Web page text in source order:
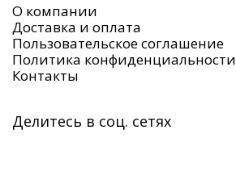
О компании
Доставка и оплата
Пользовательское соглашение
Политика конфиденциальности
Контакты
Делитесь в соц. сетях